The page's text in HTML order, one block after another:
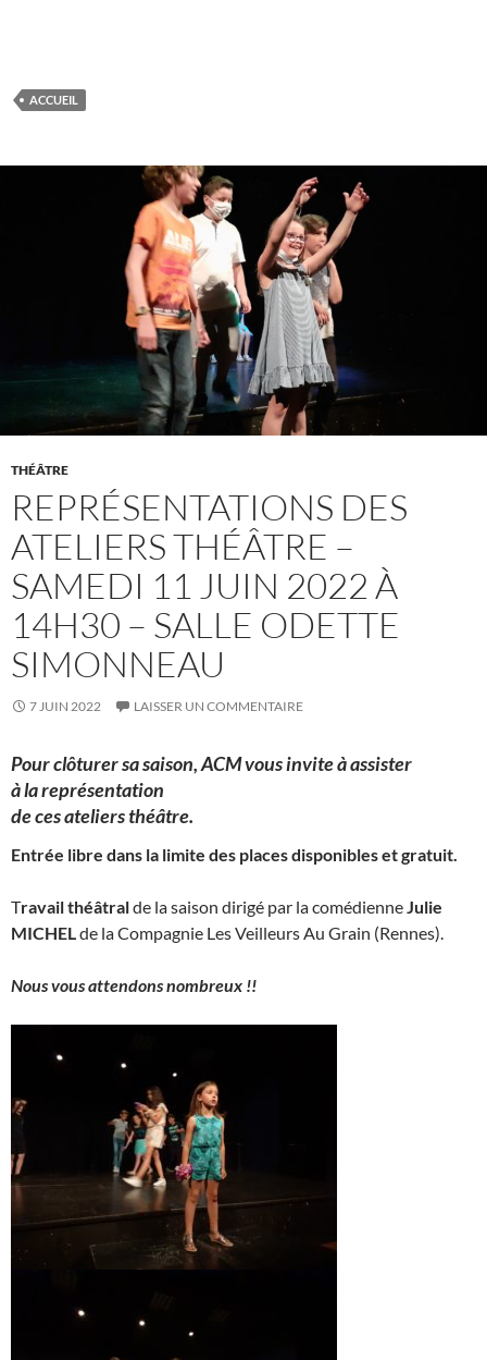
ACCUEIL
THÉÂTRE
REPRÉSENTATIONS DES
ATELIERS THÉÂTRE –
SAMEDI 11 JUIN 2022 À
14H30 – SALLE ODETTE
SIMONNEAU
7 JUIN 2022 LAISSER UN COMMENTAIRE
Pour clôturer sa saison, ACM vous invite à assister
à la représentation
de ces ateliers théâtre.
Entrée libre dans la limite des places disponibles et gratuit.
Travail théâtralde la saison dirigé par la comédienneJulie
MICHELde la Compagnie Les Veilleurs Au Grain (Rennes).
Nous vous attendons nombreux !!